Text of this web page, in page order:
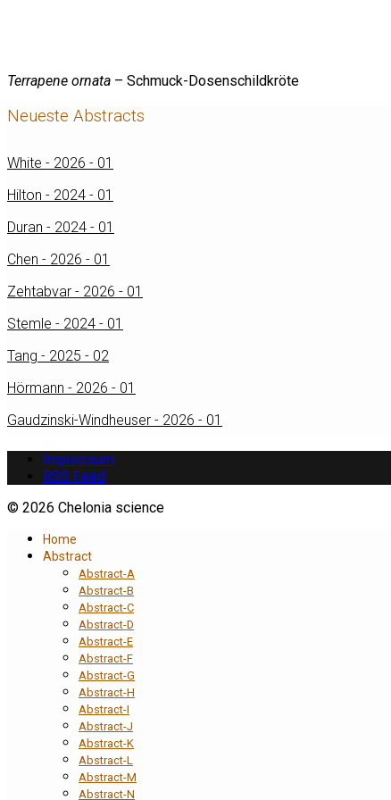
Terrapene ornata – Schmuck-Dosenschildkröte
Neueste Abstracts
White - 2026 - 01
Hilton - 2024 - 01
Duran - 2024 - 01
Chen - 2026 - 01
Zehtabvar - 2026 - 01
Stemle - 2024 - 01
Tang - 2025 - 02
Hörmann - 2026 - 01
Gaudzinski-Windheuser - 2026 - 01
Impressum
RSS Feed
© 2026 Chelonia science
Home
Abstract
Abstract-A
Abstract-B
Abstract-C
Abstract-D
Abstract-E
Abstract-F
Abstract-G
Abstract-H
Abstract-I
Abstract-J
Abstract-K
Abstract-L
Abstract-M
Abstract-N